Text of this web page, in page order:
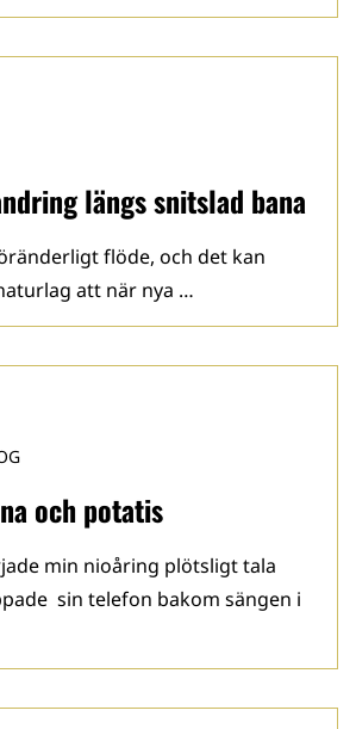
längs snitslad bana
flöde, och det kan
att när nya …
och potatis
min nioåring plötsligt tala
sin telefon bakom sängen i